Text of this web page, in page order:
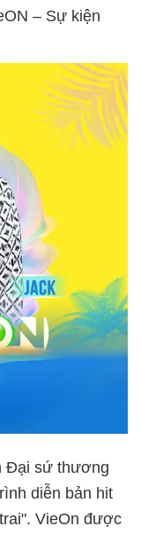
– Sự kiện
Đại sứ thương
diễn bản hit
VieOn được